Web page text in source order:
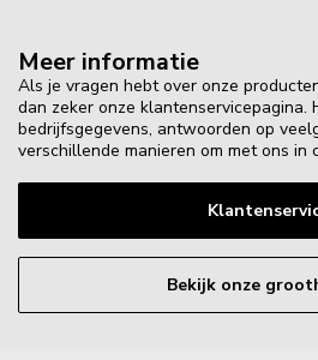
Meer informatie
Als je vragen hebt over onze
dan zeker onze klantenservicepagina.
bedrijfsgegevens, antwoorden op
verschillende manieren om met ons in
Bekijk onze